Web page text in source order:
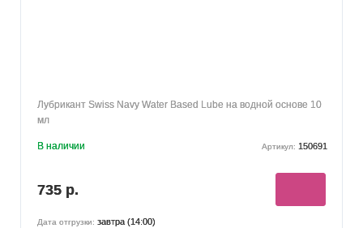
Лубрикант Swiss Navy Water Based Lube на водной основе 10
мл
В наличии Артикул: 150691
735 р.
Дата отгрузки: завтра (14:00)